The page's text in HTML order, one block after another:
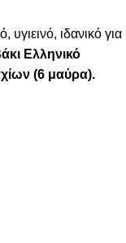
υγιεινό, ιδανικό για
Ελληνικό
(6 μαύρα).